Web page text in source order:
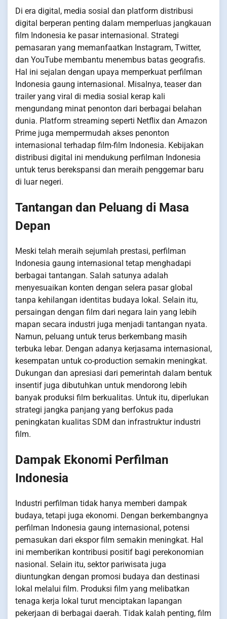
Di era digital, media sosial dan platform distribusi
digital berperan penting dalam memperluas jangkauan
film Indonesia ke pasar internasional. Strategi
pemasaran yang memanfaatkan Instagram, Twitter,
dan YouTube membantu menembus batas geografis.
Hal ini sejalan dengan upaya memperkuat perfilman
Indonesia gaung internasional. Misalnya, teaser dan
trailer yang viral di media sosial kerap kali
mengundang minat penonton dari berbagai belahan
dunia. Platform streaming seperti Netflix dan Amazon
Prime juga mempermudah akses penonton
internasional terhadap film-film Indonesia. Kebijakan
distribusi digital ini mendukung perfilman Indonesia
untuk terus berekspansi dan meraih penggemar baru
di luar negeri.
Tantangan dan Peluang di Masa
Depan
Meski telah meraih sejumlah prestasi, perfilman
Indonesia gaung internasional tetap menghadapi
berbagai tantangan. Salah satunya adalah
menyesuaikan konten dengan selera pasar global
tanpa kehilangan identitas budaya lokal. Selain itu,
persaingan dengan film dari negara lain yang lebih
mapan secara industri juga menjadi tantangan nyata.
Namun, peluang untuk terus berkembang masih
terbuka lebar. Dengan adanya kerjasama internasional,
kesempatan untuk co-production semakin meningkat.
Dukungan dan apresiasi dari pemerintah dalam bentuk
insentif juga dibutuhkan untuk mendorong lebih
banyak produksi film berkualitas. Untuk itu, diperlukan
strategi jangka panjang yang berfokus pada
peningkatan kualitas SDM dan infrastruktur industri
film.
Dampak Ekonomi Perfilman
Indonesia
Industri perfilman tidak hanya memberi dampak
budaya, tetapi juga ekonomi. Dengan berkembangnya
perfilman Indonesia gaung internasional, potensi
pemasukan dari ekspor film semakin meningkat. Hal
ini memberikan kontribusi positif bagi perekonomian
nasional. Selain itu, sektor pariwisata juga
diuntungkan dengan promosi budaya dan destinasi
lokal melalui film. Produksi film yang melibatkan
tenaga kerja lokal turut menciptakan lapangan
pekerjaan di berbagai daerah. Tidak kalah penting, film